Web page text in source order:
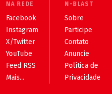
NA REDE
Facebook
Instagram
X/Twitter
YouTube
Feed RSS
Mais...
N-BLAST
Sobre
Participe
Contato
Anuncie
Política de
Privacidade